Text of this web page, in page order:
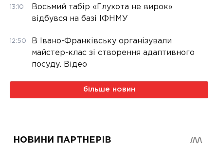
13:10
Восьмий табір «Глухота не вирок»
відбувся на базі ІФНМУ
12:50
В Івано-Франківську організували
майстер-клас зі створення адаптивного
посуду. Відео
більше новин